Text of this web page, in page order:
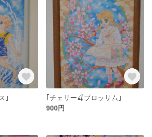
｣
｢チェリー🍒ブロッサム｣
900円